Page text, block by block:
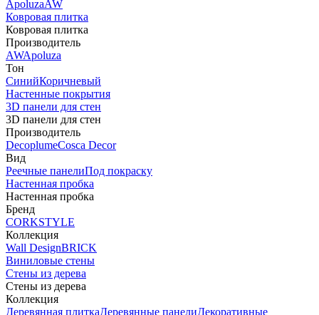
ApoluzaAW
Ковровая плитка
Ковровая плитка
Производитель
AWApoluza
Тон
СинийКоричневый
Настенные покрытия
3D панели для стен
3D панели для стен
Производитель
DecoplumeCosca Decor
Вид
Реечные панелиПод покраску
Настенная пробка
Настенная пробка
Бренд
CORKSTYLE
Коллекция
Wall DesignBRICK
Виниловые стены
Стены из дерева
Стены из дерева
Коллекция
Деревянная плиткаДеревянные панелиДекоративные